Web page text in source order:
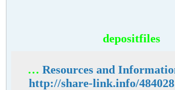
depositfiles
share-link.info - share link Resources and Information.
http://share-link.info/484028